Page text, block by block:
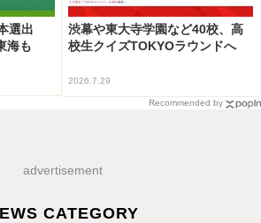
選出
海も
渋幕や東大寺学園など40校、高
校生クイズTOKYOラウンドへ
2026.7.29
Recommended by
advertisement
CATEGORY